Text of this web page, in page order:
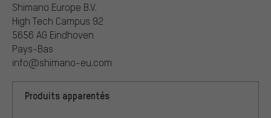
Shimano Europe B.V.
High Tech Campus 92
5656 AG Eindhoven
Pays-Bas
info@shimano-eu.com
Produits apparentés